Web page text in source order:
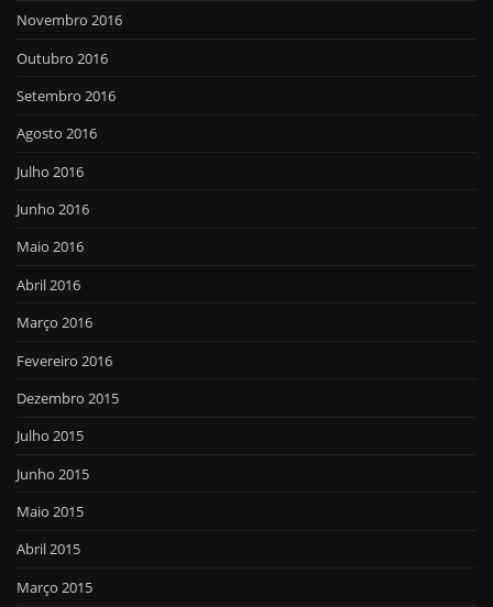
Novembro 2016
Outubro 2016
Setembro 2016
Agosto 2016
Julho 2016
Junho 2016
Maio 2016
Abril 2016
Março 2016
Fevereiro 2016
Dezembro 2015
Julho 2015
Junho 2015
Maio 2015
Abril 2015
Março 2015